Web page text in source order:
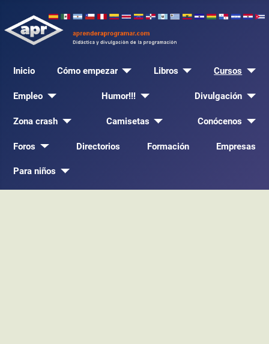
Inicio Cómo empezar Libros Cursos
Empleo Humor!!! Divulgación
Zona crash Camisetas Conócenos
Foros Directorios Formación Empresas
Para niños